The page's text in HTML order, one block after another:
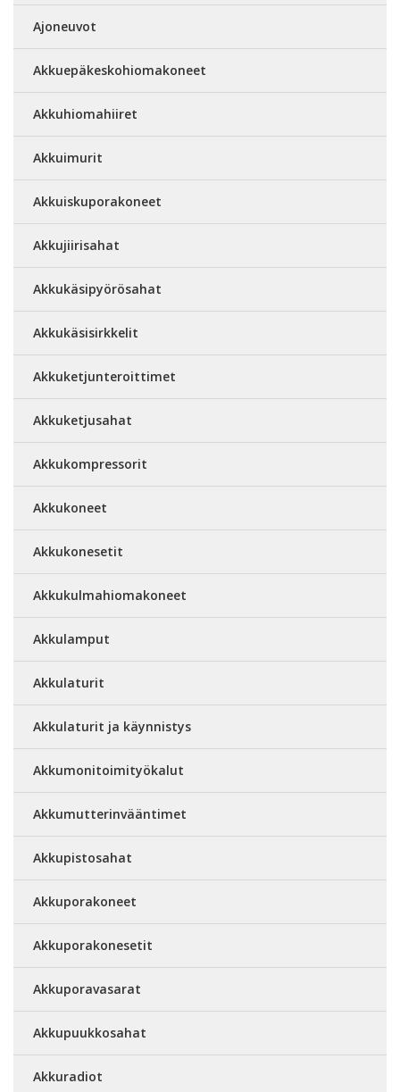
Ajoneuvot
Akkuepäkeskohiomakoneet
Akkuhiomahiiret
Akkuimurit
Akkuiskuporakoneet
Akkujiirisahat
Akkukäsipyörösahat
Akkukäsisirkkelit
Akkuketjunteroittimet
Akkuketjusahat
Akkukompressorit
Akkukoneet
Akkukonesetit
Akkukulmahiomakoneet
Akkulamput
Akkulaturit
Akkulaturit ja käynnistys
Akkumonitoimityökalut
Akkumutterinvääntimet
Akkupistosahat
Akkuporakoneet
Akkuporakonesetit
Akkuporavasarat
Akkupuukkosahat
Akkuradiot